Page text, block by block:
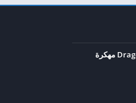
تحميل لعبة Dragon City Mobile مهكرة